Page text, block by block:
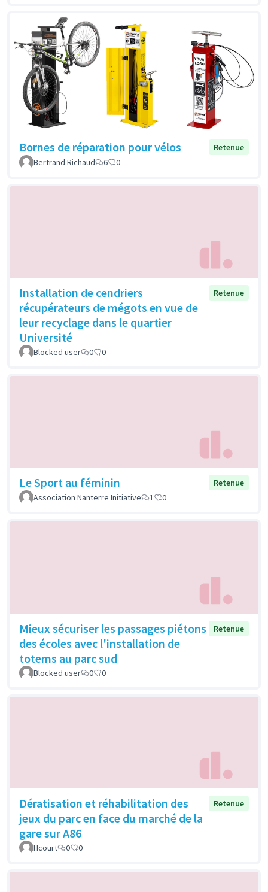
Bornes de réparation pour vélos
Retenue
Bertrand Richaud
6 0
Installation de cendriers
récupérateurs de mégots en vue de
leur recyclage dans le quartier
Université
Retenue
Blocked user 0 0
Le Sport au féminin
Retenue
Association Nanterre Initiative
1 0
Mieux sécuriser les passages piétons
des écoles avec l'installation de
totems au parc sud
Retenue
Blocked user 0 0
Dératisation et réhabilitation des
jeux du parc en face du marché de la
gare sur A86
Retenue
Hcourt 0 0